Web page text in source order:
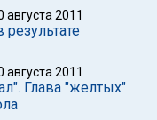
августа 2011
августа 2011
Глава "желтых"